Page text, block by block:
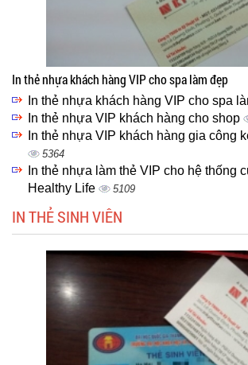
In thẻ nhựa khách hàng VIP cho spa làm đẹp
In thẻ nhựa khách hàng VIP cho spa
In thẻ nhựa VIP khách hàng cho shop
In thẻ nhựa VIP khách hàng gia công
5364
In thẻ nhựa làm thẻ VIP cho hệ thống
Healthy Life
5109
IN THẺ SINH VIÊN